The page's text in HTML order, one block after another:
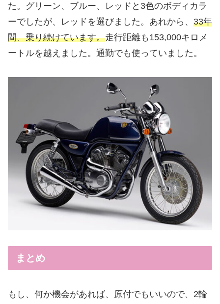
た。グリーン、ブルー、レッドと3色のボディカラ
ーでしたが、レッドを選びました。あれから、 33年
間、乗り続けています。走行距離も153,000キロメ
ートルを越えました。通勤でも使っていました。
まとめ
もし、何か機会があれば、原付でもいいので、2輪